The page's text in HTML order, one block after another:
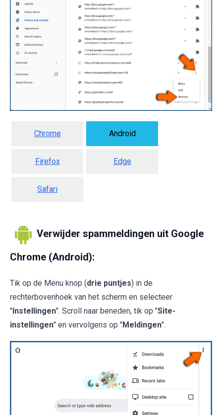
Chrome Android
Firefox Edge
Safari
Verwijder spammeldingen uit Google
Chrome (Android):
Tik op de Menu knop (drie puntjes) in de
rechterbovenhoek van het scherm en selecteer
"Instellingen". Scroll naar beneden, tik op "Site-
instellingen" en vervolgens op "Meldingen".